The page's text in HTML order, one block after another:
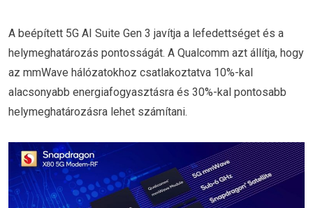
A beépített 5G AI Suite Gen 3 javítja a lefedettséget és a
helymeghatározás pontosságát. A Qualcomm azt állítja, hogy
az mmWave hálózatokhoz csatlakoztatva 10%-kal
alacsonyabb energiafogyasztásra és 30%-kal pontosabb
helymeghatározásra lehet számítani.